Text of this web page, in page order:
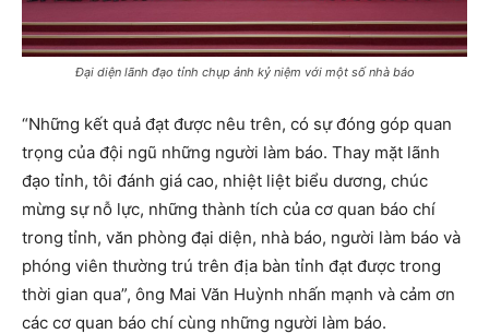
Đại diện lãnh đạo tỉnh chụp ảnh kỷ niệm với một số nhà báo
“Những kết quả đạt được nêu trên, có sự đóng góp quan
trọng của đội ngũ những người làm báo. Thay mặt lãnh
đạo tỉnh, tôi đánh giá cao, nhiệt liệt biểu dương, chúc
mừng sự nỗ lực, những thành tích của cơ quan báo chí
trong tỉnh, văn phòng đại diện, nhà báo, người làm báo và
phóng viên thường trú trên địa bàn tỉnh đạt được trong
thời gian qua”, ông Mai Văn Huỳnh nhấn mạnh và cảm ơn
các cơ quan báo chí cùng những người làm báo.